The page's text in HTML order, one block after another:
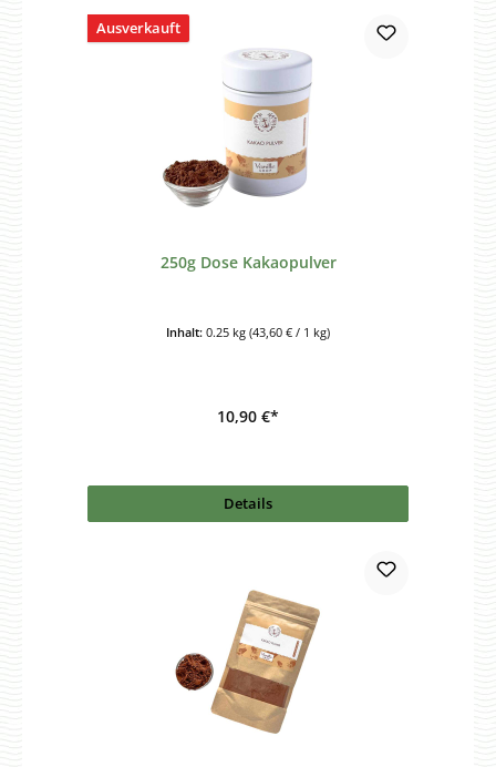
Ausverkauft
250g Dose Kakaopulver
Inhalt: 0.25 kg (43,60 € / 1 kg)
10,90 €*
Details